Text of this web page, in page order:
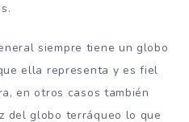
siempre tiene un globo
ella representa y es fiel
en otros casos también
del globo terráqueo lo que